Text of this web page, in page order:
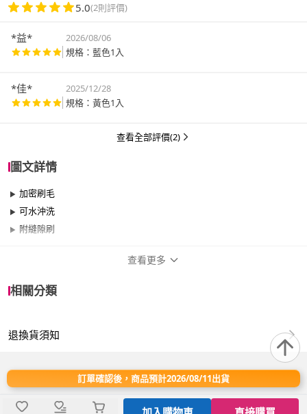
5.0(2則評價)
*益*
2026/08/06
規格：藍色1入
*佳*
2025/12/28
規格：黃色1入
查看全部評價(2)
圖文詳情
加密刷毛
可水沖洗
附縫隙刷
尺寸:63*20*8 cm
重量:200克
查看更多
相關分類
退換貨須知
訂單確認後，商品預計2026/08/11出貨